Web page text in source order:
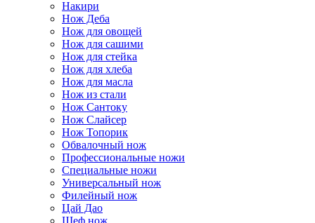
Накири
Нож Деба
Нож для овощей
Нож для сашими
Нож для стейка
Нож для хлеба
Нож для масла
Нож из стали
Нож Сантоку
Нож Слайсер
Нож Топорик
Обвалочный нож
Профессиональные ножи
Специальные ножи
Универсальный нож
Филейный нож
Цай Дао
Шеф нож